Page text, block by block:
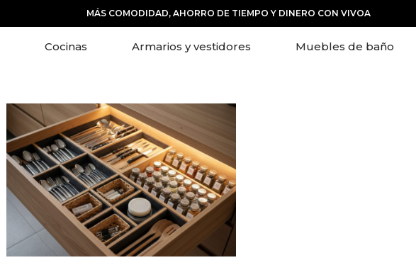
MÁS COMODIDAD, AHORRO DE TIEMPO Y DINERO CON VIVOA
Cocinas Armarios y vestidores Muebles de baño